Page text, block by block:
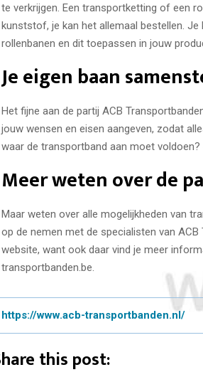
te verkrijgen. Een transportketting of een
kunststof, je kan het allemaal bestellen.
rollenbanen en dit toepassen in jouw
Je eigen baan
Het fijne aan de partij ACB
jouw wensen en eisen aangeven, zodat
waar de transportband aan moet
Meer weten over de
Maar weten over alle mogelijkheden van
op de nemen met de specialisten van
website, want ook daar vind je meer
transportbanden.be.
https://www.acb-transportbanden.nl/
this post: